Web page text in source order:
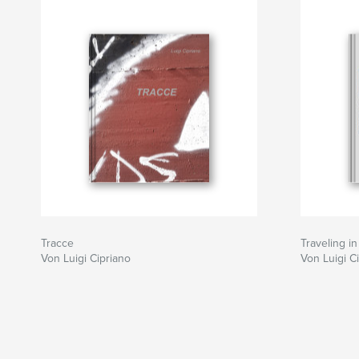
Tracce
Von Luigi Cipriano
Traveling
Von Luigi